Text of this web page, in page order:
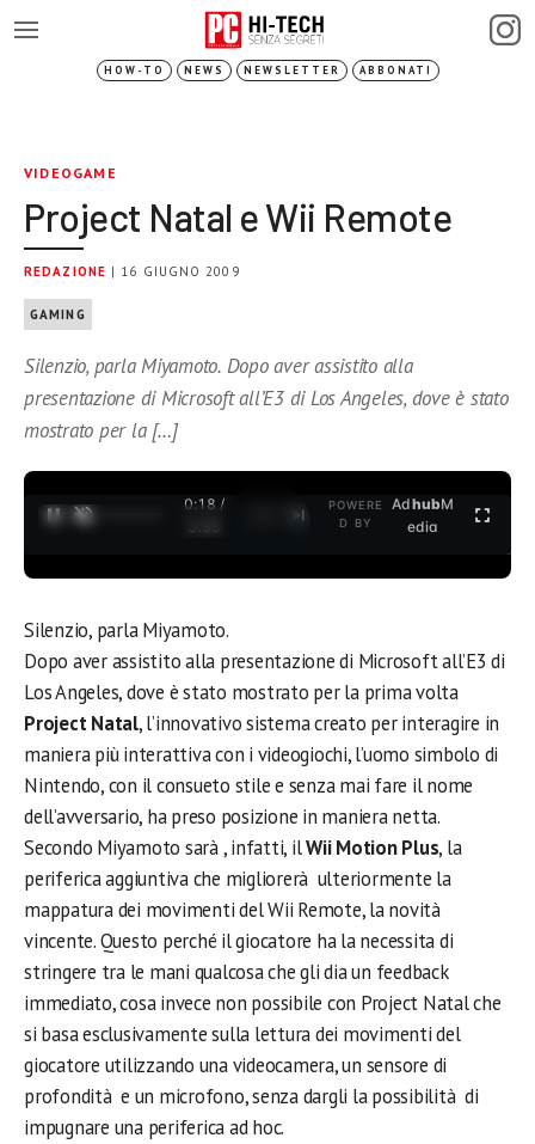
HOW-TO NEWS NEWSLETTER ABBONATI
VIDEOGAME
Project Natal e Wii Remote
REDAZIONE | 16 GIUGNO 2009
GAMING
Silenzio, parla Miyamoto. Dopo aver assistito alla
presentazione di Microsoft all’E3 di Los Angeles, dove è stato
mostrato per la […]
0:18 /
3:35
POWERE
D BY
AdhubM
edia
Silenzio, parla Miyamoto.
Dopo aver assistito alla presentazione di Microsoft all’E3 di
Los Angeles, dove è stato mostrato per la prima volta
Project Natal, l’innovativo sistema creato per interagire in
maniera più interattiva con i videogiochi, l’uomo simbolo di
Nintendo, con il consueto stile e senza mai fare il nome
dell’avversario, ha preso posizione in maniera netta.
Secondo Miyamoto sarà , infatti, ilWii Motion Plus, la
periferica aggiuntiva che migliorerà ulteriormente la
mappatura dei movimenti del Wii Remote, la novità
vincente. Questo perché il giocatore ha la necessita di
stringere tra le mani qualcosa che gli dia un feedback
immediato, cosa invece non possibile con Project Natal che
si basa esclusivamente sulla lettura dei movimenti del
giocatore utilizzando una videocamera, un sensore di
profondità e un microfono, senza dargli la possibilità di
impugnare una periferica ad hoc.